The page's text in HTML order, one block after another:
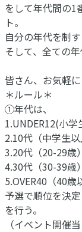
をして年代間の1
ト。
自分の年代を制
そして、全ての
皆さん、お気軽に
＊ルール＊
①年代は、
1.UNDER12(小学
2.10代（中学生以
3.20代（20-29歳）
4.30代（30-39歳）
5.OVER40（40歳
予選で順位を決
を行う。
（イベント開催